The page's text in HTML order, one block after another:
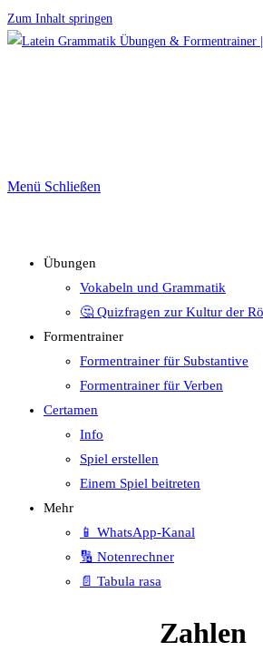
Zum Inhalt springen
Menü Schließen
Übungen
Vokabeln und Grammatik
🤔 Quizfragen zur Kultur der
Formentrainer
Formentrainer für Substantive
Formentrainer für Verben
Certamen
Info
Spiel erstellen
Einem Spiel beitreten
Mehr
📱 WhatsApp-Kanal
🔢 Notenrechner
📄 Tabula rasa
Zahlen